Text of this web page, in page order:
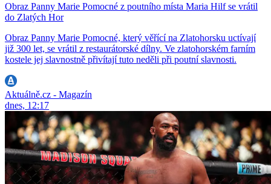
Obraz Panny Marie Pomocné z poutního místa Maria Hilf se vrátil
do Zlatých Hor
Obraz Panny Marie Pomocné, který věřící na Zlatohorsku uctívají
již 300 let, se vrátil z restaurátorské dílny. Ve zlatohorském farním
kostele jej slavnostně přivítají tuto neděli při poutní slavnosti.
Aktuálně.cz - Magazín
dnes, 12:17